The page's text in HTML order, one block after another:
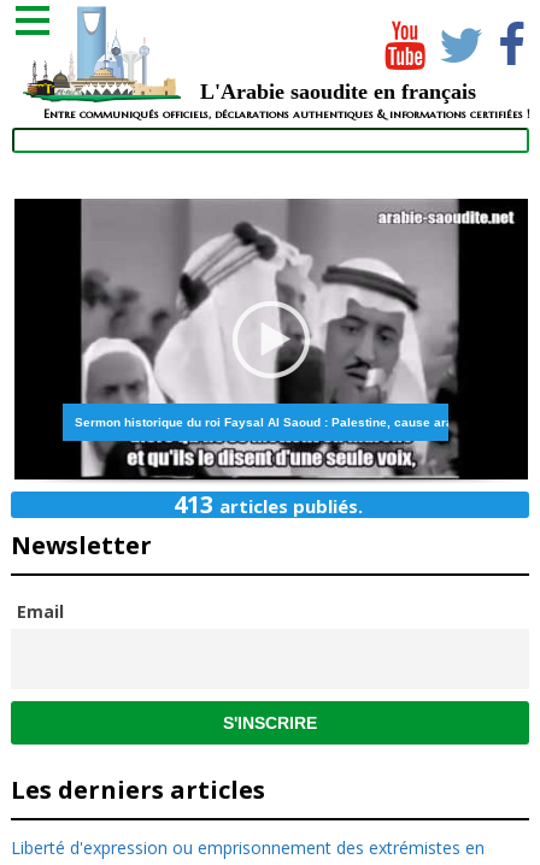
L'Arabie saoudite en français
Entre communiqués officiels, déclarations authentiques & informations certifiées !
Sermon historique du roi Faysal Al Saoud : Palestine, cause arabe & politique
413 articles publiés.
Newsletter
Email
Les derniers articles
Liberté d'expression ou emprisonnement des extrémistes en